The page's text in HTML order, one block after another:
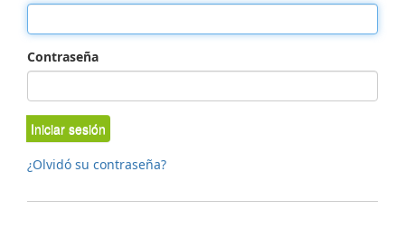
Contraseña
Iniciar sesión
¿Olvidó su contraseña?